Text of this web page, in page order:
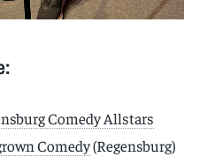
Comedy Allstars
Comedy(Regensburg)